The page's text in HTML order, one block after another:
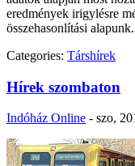
eredmények irigylésre
összehasonlítási alapunk.
Categories: Társhírek
Hírek szombaton
Indóház Online - szo,